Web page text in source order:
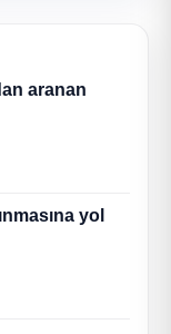
aranan
yol